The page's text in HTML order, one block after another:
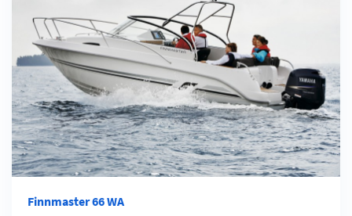
Finnmaster 66 WA